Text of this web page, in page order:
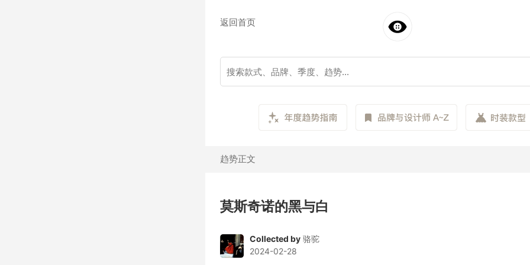
返回首页
趋势正文
莫斯奇诺的黑与白
Collected by 骆驼
2024-02-28